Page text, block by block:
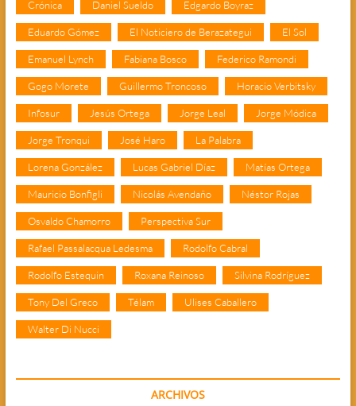
Crónica Daniel Sueldo Edgardo Boyraz
Eduardo Gómez El Noticiero de Berazategui El Sol
Emanuel Lynch Fabiana Bosco Federico Ramondi
Gogo Morete Guillermo Troncoso Horacio Verbitsky
Infosur Jesús Ortega Jorge Leal Jorge Módica
Jorge Tronqui José Haro La Palabra
Lorena González Lucas Gabriel Díaz Matías Ortega
Mauricio Bonfigli Nicolás Avendaño Néstor Rojas
Osvaldo Chamorro Perspectiva Sur
Rafael Passalacqua Ledesma Rodolfo Cabral
Rodolfo Estequin Roxana Reinoso Silvina Rodríguez
Tony Del Greco Télam Ulises Caballero
Walter Di Nucci
ARCHIVOS